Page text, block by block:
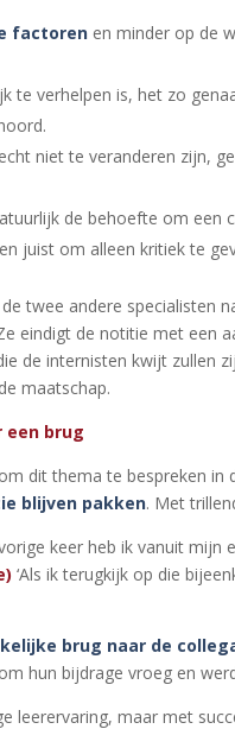
factoren en minder op de
te verhelpen is, het zo
niet te veranderen zijn,
de behoefte om een
juist om alleen kritiek te
twee andere specialisten
eindigt de notitie met een
de internisten kwijt zullen
maatschap.
een brug
dit thema te bespreken
blijven pakken. Met
keer heb ik vanuit
‘Als ik terugkijk op die
brug naar de
hun bijdrage vroeg en
leerervaring, maar met